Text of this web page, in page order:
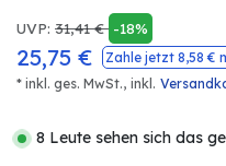
UVP: 31,41€ -18%
25,75 € Zahle jetzt 8,58 €
* inkl. ges. MwSt., inkl.
8 Leute sehen sich das